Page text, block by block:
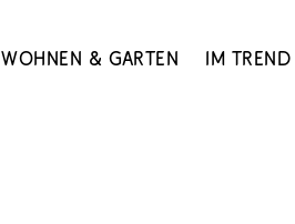
Wohnen & Garten Im Trend